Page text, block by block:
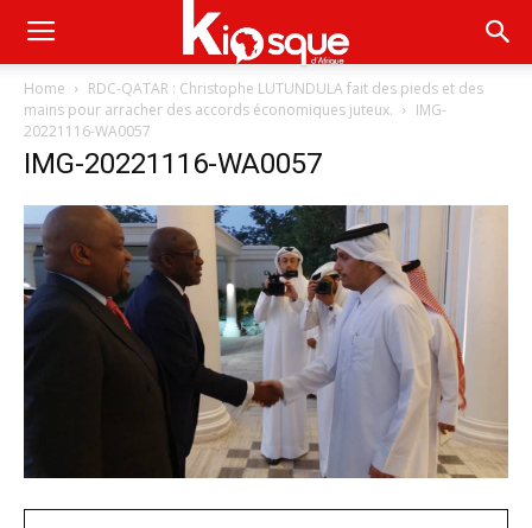
Home
RDC-QATAR : Christophe LUTUNDULA fait des pieds et des
mains pour arracher des accords économiques juteux.
IMG-
20221116-WA0057
IMG-20221116-WA0057